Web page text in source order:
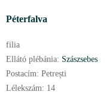
Péterfalva
filia
Ellátó plébánia: Szászsebes
Postacím: Petrești
Lélekszám: 14